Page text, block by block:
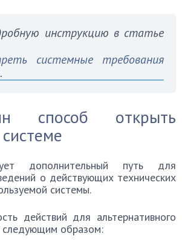
инструкцию в статье
системные требования
способ открыть
дополнительный путь для
о действующих технических
системы.
действий для альтернативного
следующим образом: